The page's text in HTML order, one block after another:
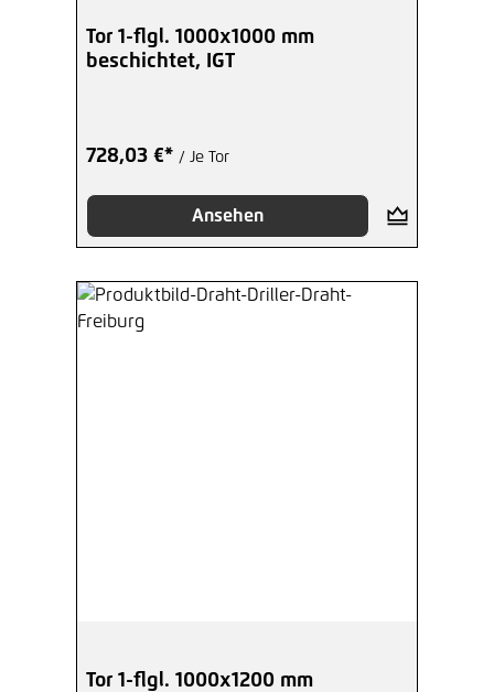
Tor 1-flgl. 1000x1000 mm
beschichtet, IGT
728,03 €* / Je Tor
Ansehen
Tor 1-flgl. 1000x1200 mm